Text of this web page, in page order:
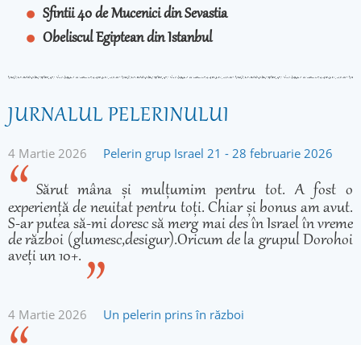
Sfintii 40 de Mucenici din Sevastia
Obeliscul Egiptean din Istanbul
JURNALUL PELERINULUI
4 Martie 2026 Pelerin grup Israel 21 - 28 februarie 2026
Sărut mâna și mulțumim pentru tot. A fost o
experiență de neuitat pentru toți. Chiar și bonus am avut.
S-ar putea să-mi doresc să merg mai des în Israel în vreme
de război (glumesc,desigur).Oricum de la grupul Dorohoi
aveți un 10+.
4 Martie 2026 Un pelerin prins în război